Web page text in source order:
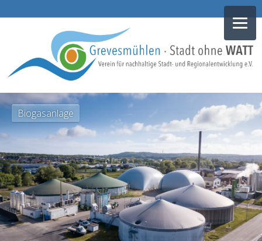
NAVIGATION
ÜBERSPRINGEN
Biogasanlage